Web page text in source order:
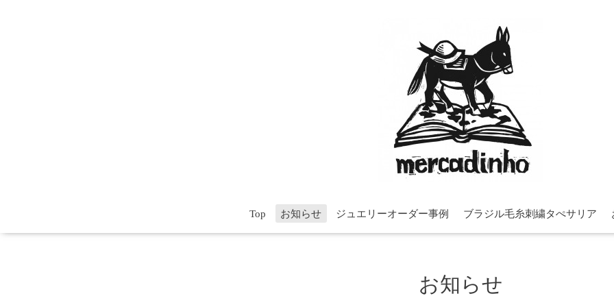
Top お知らせ ジュエリーオーダー事例 ブラジル毛糸刺繍タぺサリア
お知らせ